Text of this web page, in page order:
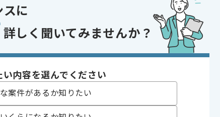
に
詳しく聞いてみませんか？
い内容を選んでください
案件があるか知りたい